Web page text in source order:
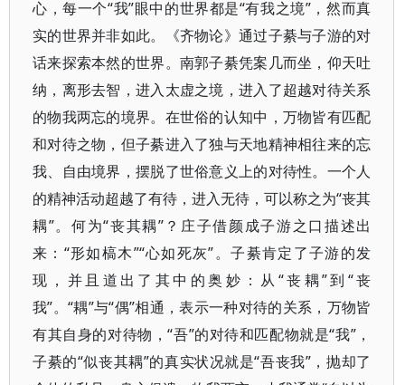
心，每一个“我”眼中的世界都是“有我之境”，然而真
实的世界并非如此。《齐物论》通过子綦与子游的对
话来探索本然的世界。南郭子綦凭案几而坐，仰天吐
纳，离形去智，进入太虚之境，进入了超越对待关系
的物我两忘的境界。在世俗的认知中，万物皆有匹配
和对待之物，但子綦进入了独与天地精神相往来的忘
我、自由境界，摆脱了世俗意义上的对待性。一个人
的精神活动超越了有待，进入无待，可以称之为“丧其
耦”。何为“丧其耦”？庄子借颜成子游之口描述出
来：“形如槁木”“心如死灰”。子綦肯定了子游的发
现，并且道出了其中的奥妙：从“丧耦”到“丧
我”。“耦”与“偶”相通，表示一种对待的关系，万物皆
有其自身的对待物，“吾”的对待和匹配物就是“我”，
子綦的“似丧其耦”的真实状况就是“吾丧我”，抛却了